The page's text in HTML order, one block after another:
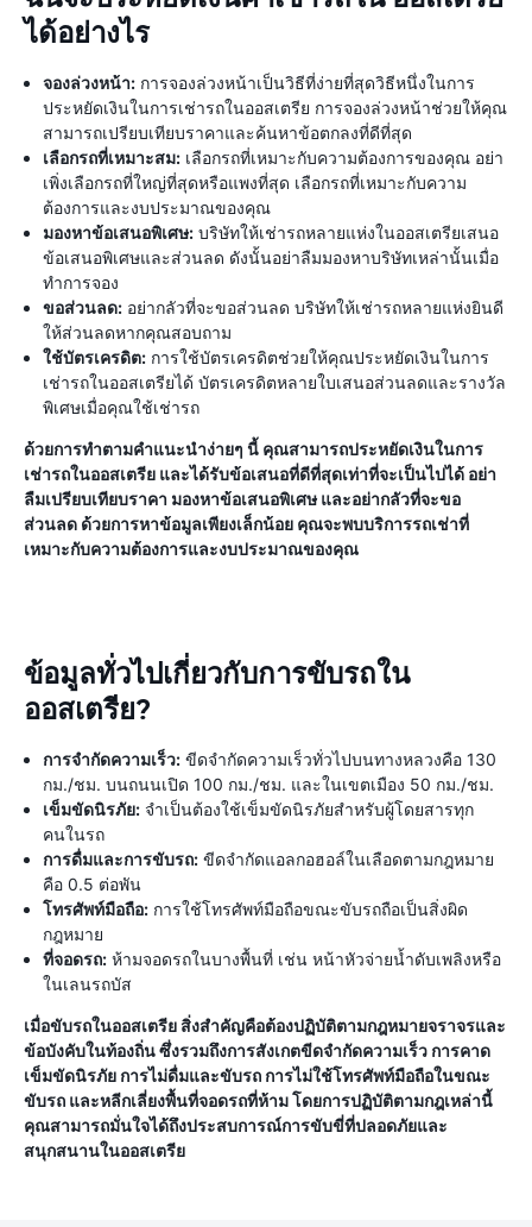
ได้อย่างไร
จองล่วงหน้า: การจองล่วงหน้าเป็นวิธีที่ง่ายที่สุดวิธีหนึ่งในการ
ประหยัดเงินในการเช่ารถในออสเตรีย การจองล่วงหน้าช่วยให้คุณ
สามารถเปรียบเทียบราคาและค้นหาข้อตกลงที่ดีที่สุด
เลือกรถที่เหมาะสม: เลือกรถที่เหมาะกับความต้องการของคุณ อย่า
เพิ่งเลือกรถที่ใหญ่ที่สุดหรือแพงที่สุด เลือกรถที่เหมาะกับความ
ต้องการและงบประมาณของคุณ
มองหาข้อเสนอพิเศษ: บริษัทให้เช่ารถหลายแห่งในออสเตรียเสนอ
ข้อเสนอพิเศษและส่วนลด ดังนั้นอย่าลืมมองหาบริษัทเหล่านั้นเมื่อ
ทำการจอง
ขอส่วนลด: อย่ากลัวที่จะขอส่วนลด บริษัทให้เช่ารถหลายแห่งยินดี
ให้ส่วนลดหากคุณสอบถาม
ใช้บัตรเครดิต: การใช้บัตรเครดิตช่วยให้คุณประหยัดเงินในการ
เช่ารถในออสเตรียได้ บัตรเครดิตหลายใบเสนอส่วนลดและรางวัล
พิเศษเมื่อคุณใช้เช่ารถ
ด้วยการทำตามคำแนะนำง่ายๆ นี้ คุณสามารถประหยัดเงินในการ
เช่ารถในออสเตรีย และได้รับข้อเสนอที่ดีที่สุดเท่าที่จะเป็นไปได้ อย่า
ลืมเปรียบเทียบราคา มองหาข้อเสนอพิเศษ และอย่ากลัวที่จะขอ
ส่วนลด ด้วยการหาข้อมูลเพียงเล็กน้อย คุณจะพบบริการรถเช่าที่
เหมาะกับความต้องการและงบประมาณของคุณ
ข้อมูลทั่วไปเกี่ยวกับการขับรถใน
ออสเตรีย?
การจำกัดความเร็ว: ขีดจำกัดความเร็วทั่วไปบนทางหลวงคือ 130
กม./ชม. บนถนนเปิด 100 กม./ชม. และในเขตเมือง 50 กม./ชม.
เข็มขัดนิรภัย: จำเป็นต้องใช้เข็มขัดนิรภัยสำหรับผู้โดยสารทุก
คนในรถ
การดื่มและการขับรถ: ขีดจำกัดแอลกอฮอล์ในเลือดตามกฎหมาย
คือ 0.5 ต่อพัน
โทรศัพท์มือถือ: การใช้โทรศัพท์มือถือขณะขับรถถือเป็นสิ่งผิด
กฎหมาย
ที่จอดรถ: ห้ามจอดรถในบางพื้นที่ เช่น หน้าหัวจ่ายน้ำดับเพลิงหรือ
ในเลนรถบัส
เมื่อขับรถในออสเตรีย สิ่งสำคัญคือต้องปฏิบัติตามกฎหมายจราจรและ
ข้อบังคับในท้องถิ่น ซึ่งรวมถึงการสังเกตขีดจำกัดความเร็ว การคาด
เข็มขัดนิรภัย การไม่ดื่มและขับรถ การไม่ใช้โทรศัพท์มือถือในขณะ
ขับรถ และหลีกเลี่ยงพื้นที่จอดรถที่ห้าม โดยการปฏิบัติตามกฎเหล่านี้
คุณสามารถมั่นใจได้ถึงประสบการณ์การขับขี่ที่ปลอดภัยและ
สนุกสนานในออสเตรีย